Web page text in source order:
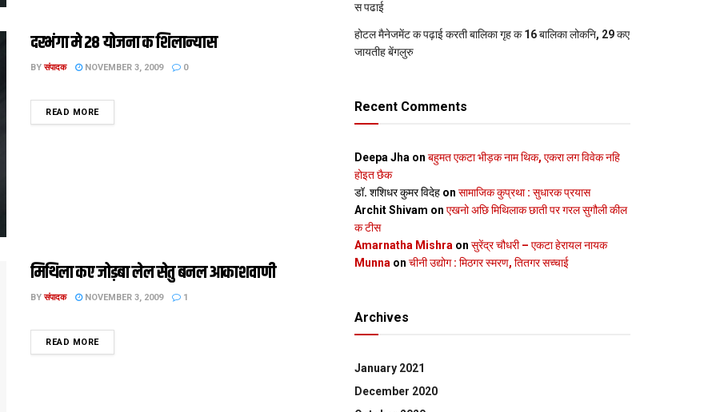
दरभंगा मे 28 योजना क शिलान्यास
BY संपादक NOVEMBER 3, 2009 0
READ MOREDETAILS
मिथिला कए जोड़बा लेल सेतु बनल आकाशवाणी
BY संपादक NOVEMBER 3, 2009 1
READ MOREDETAILS
स पढाई
होटल मैनेजमेंट क पढ़ाई करती बालिका गृह क 16 बालिका लोकनि, 29 कए
जायतीह बेंगलुरु
Recent Comments
Deepa Jha on बहुमत एकटा भीड़क नाम थिक, एकरा लग विवेक नहि
होइत छैक
डॉ. शशिधर कुमर विदेह on सामाजिक कुप्रथा : सुधारक प्रयास
Archit Shivam on एखनो अछि मिथिलाक छाती पर गरल सुगौली कील
क टीस
Amarnatha Mishra on सुरेंद्र चौधरी – एकटा हेरायल नायक
Munna on चीनी उद्योग : मिठगर स्‍मरण, तितगर सच्‍चाई
Archives
January 2021
December 2020